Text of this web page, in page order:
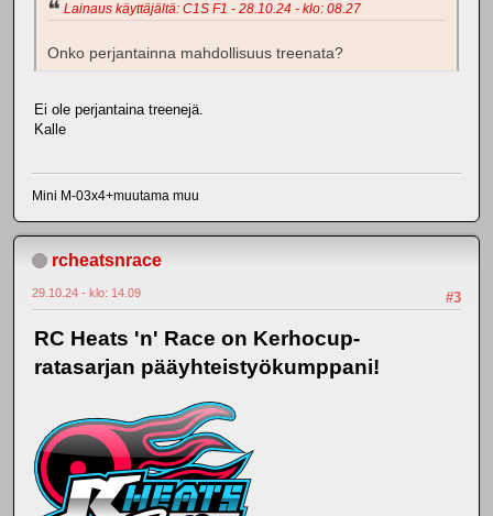
Lainaus käyttäjältä: C1S F1 - 28.10.24 - klo: 08.27
Onko perjantainna mahdollisuus treenata?
Ei ole perjantaina treenejä.
Kalle
Mini M-03x4+muutama muu
rcheatsnrace
#3
29.10.24 - klo: 14.09
RC Heats 'n' Race on Kerhocup-
ratasarjan pääyhteistyökumppani!